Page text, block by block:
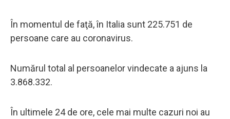
În momentul de faţă, în Italia sunt 225.751 de
persoane care au coronavirus.
Numărul total al persoanelor vindecate a ajuns la
3.868.332.
În ultimele 24 de ore, cele mai multe cazuri noi au